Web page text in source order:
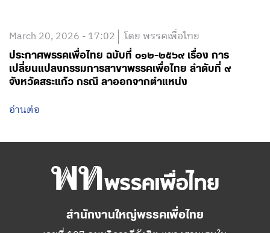
March 20, 2026 - 17:02 โดย พรรคเพื่อไทย
ประกาศพรรคเพื่อไทย ฉบับที่ ๐๑๒-๒๕๖๙ เรื่อง การ
เปลี่ยนแปลงกรรมการสาขาพรรคเพื่อไทย ลำดับที่ ๙
จังหวัดสระแก้ว กรณี ลาออกจากตำแหน่ง
อ่านต่อ
สำนักงานใหญ่พรรคเพื่อไทย